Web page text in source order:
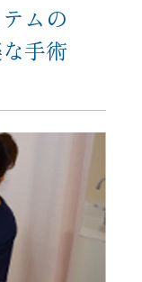
ムの
手術